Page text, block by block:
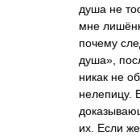
душа не
мне
почему
душа»,
никак не
нелепицу.
их. Если